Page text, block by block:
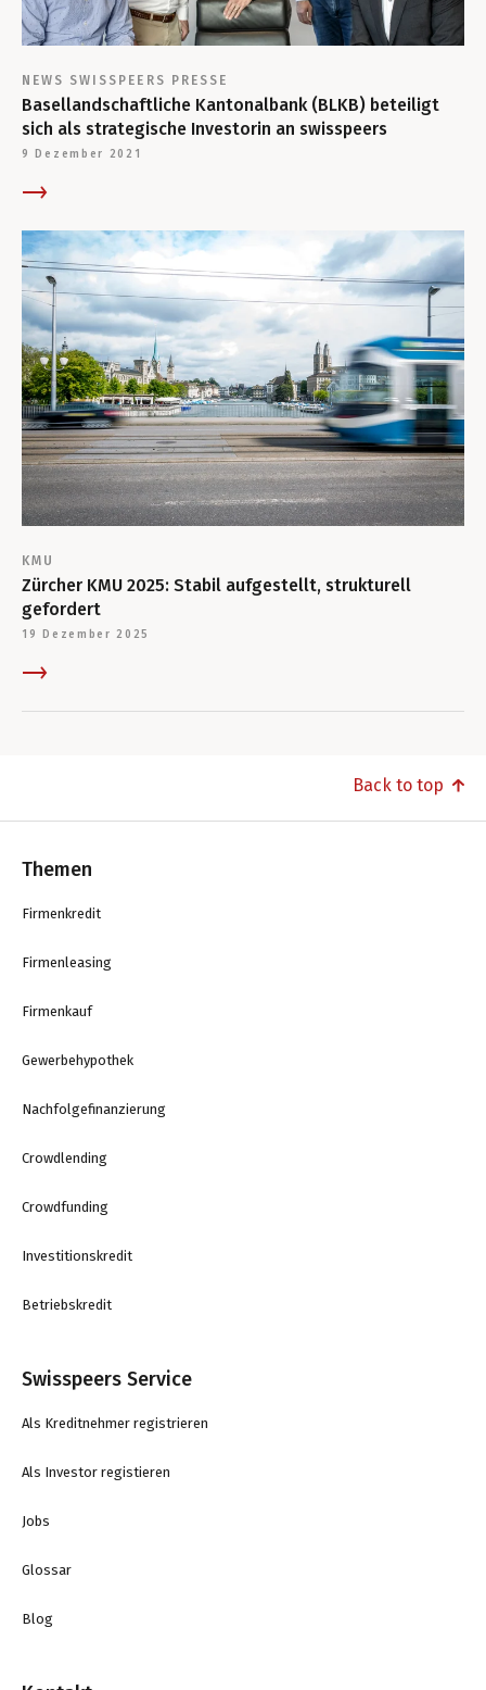
NEWS SWISSPEERS PRESSE
Basellandschaftliche Kantonalbank (BLKB) beteiligt
sich als strategische Investorin an swisspeers
9 Dezember 2021
KMU
Zürcher KMU 2025: Stabil aufgestellt, strukturell
gefordert
19 Dezember 2025
Back to top
Themen
Firmenkredit
Firmenleasing
Firmenkauf
Gewerbehypothek
Nachfolgefinanzierung
Crowdlending
Crowdfunding
Investitionskredit
Betriebskredit
Swisspeers Service
Als Kreditnehmer registrieren
Als Investor registieren
Jobs
Glossar
Blog